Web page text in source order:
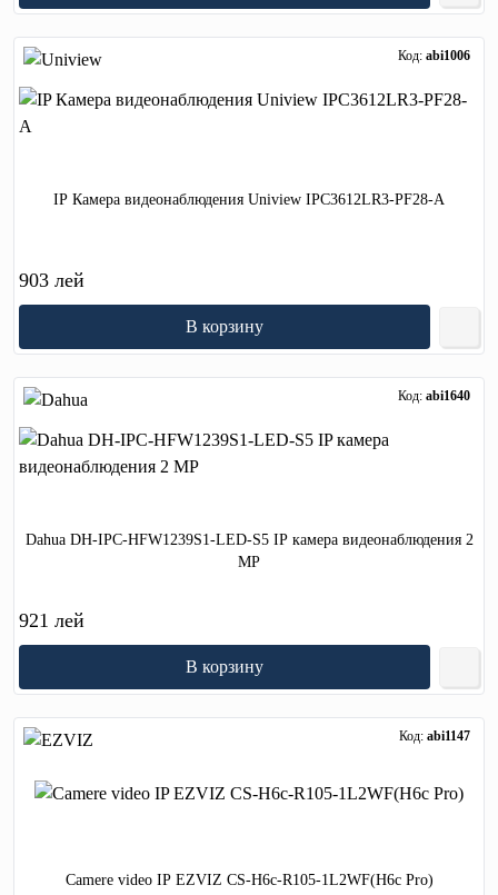
Код: abi1006
IP Камера видеонаблюдения Uniview IPC3612LR3-PF28-A
903 лей
В корзину
Код: abi1640
Dahua DH-IPC-HFW1239S1-LED-S5 IP камера видеонаблюдения 2
MP
921 лей
В корзину
Код: abi1147
Camere video IP EZVIZ CS-H6c-R105-1L2WF(H6c Pro)